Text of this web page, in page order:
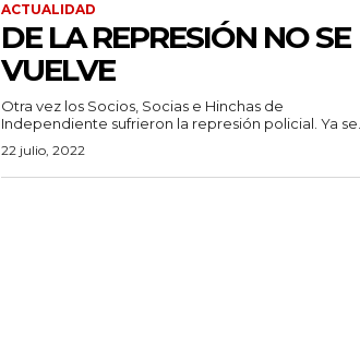
ACTUALIDAD
DE LA REPRESIÓN NO SE
VUELVE
Otra vez los Socios, Socias e Hinchas de
Independiente sufrieron la represión policial. Ya se...
22 julio, 2022